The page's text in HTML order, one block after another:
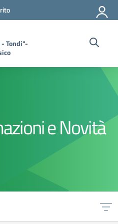
Tondi"-
e Novità